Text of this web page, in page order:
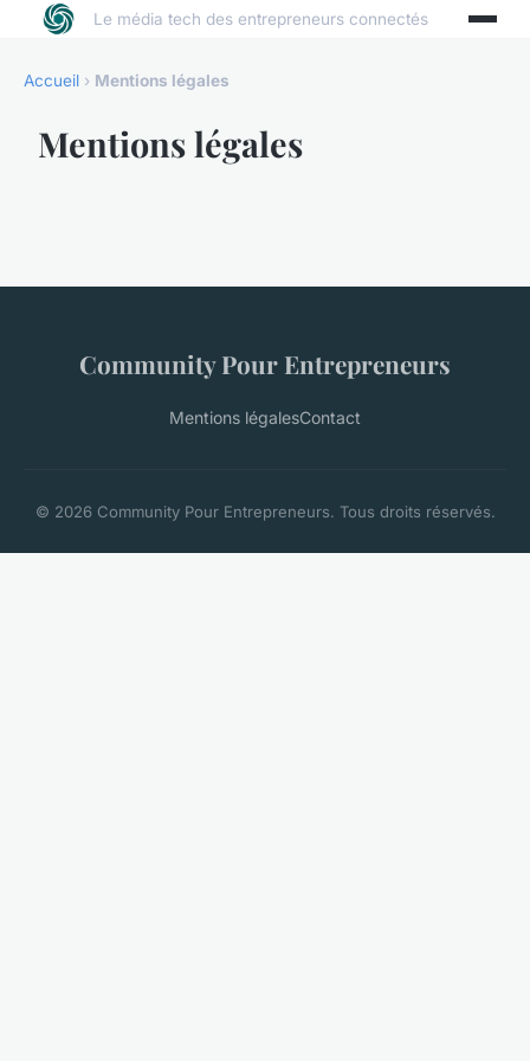
Le média tech des entrepreneurs connectés
Accueil › Mentions légales
Mentions légales
Community Pour Entrepreneurs
Mentions légalesContact
© 2026 Community Pour Entrepreneurs. Tous droits réservés.